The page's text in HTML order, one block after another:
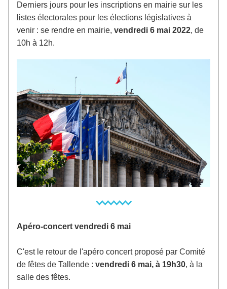
Derniers jours pour les inscriptions en mairie sur les
listes électorales pour les élections législatives à
venir : se rendre en mairie, vendredi 6 mai 2022, de
10h à 12h.
Apéro-concert vendredi 6 mai
C'est le retour de l'apéro concert proposé par Comité
de fêtes de Tallende : vendredi 6 mai, à 19h30, à la
salle des fêtes.